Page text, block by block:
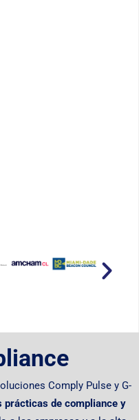
Comply Pulse y G-
prácticas de compliance y